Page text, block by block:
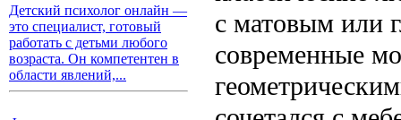
Детский психолог онлайн —
это специалист, готовый
работать с детьми любого
возраста. Он компетентен в
области явлений,...
с матовым или
современные